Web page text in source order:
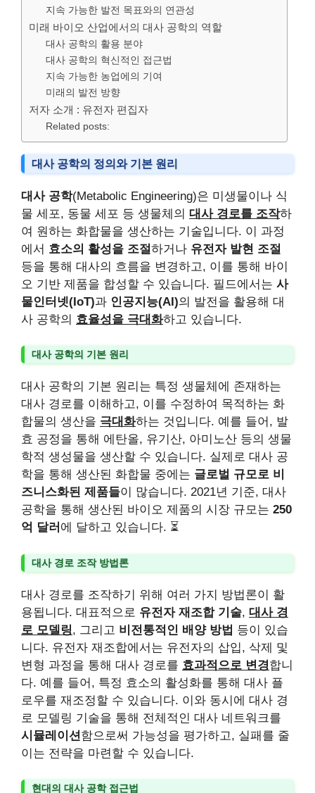
지속 가능한 발전 목표와의 연관성
미래 바이오 산업에서의 대사 공학의 역할
대사 공학의 활용 분야
대사 공학의 혁신적인 접근법
지속 가능한 농업에의 기여
미래의 발전 방향
저자 소개 : 유전자 편집자
Related posts:
대사 공학의 정의와 기본 원리
대사 공학(Metabolic Engineering)은 미생물이나 식
물 세포, 동물 세포 등 생물체의 대사 경로를 조작하
여 원하는 화합물을 생산하는 기술입니다. 이 과정
에서 효소의 활성을 조절 하거나 유전자 발현 조절
등을 통해 대사의 흐름을 변경하고, 이를 통해 바이
오 기반 제품을 합성할 수 있습니다. 필드에서는 사
물인터넷(IoT)과 인공지능(AI)의 발전을 활용해 대
사 공학의 효율성을 극대화하고 있습니다.
대사 공학의 기본 원리
대사 공학의 기본 원리는 특정 생물체에 존재하는
대사 경로를 이해하고, 이를 수정하여 목적하는 화
합물의 생산을 극대화하는 것입니다. 예를 들어, 발
효 공정을 통해 에탄올, 유기산, 아미노산 등의 생물
학적 생성물을 생산할 수 있습니다. 실제로 대사 공
학을 통해 생산된 화합물 중에는 글로벌 규모로 비
즈니스화된 제품들이 많습니다. 2021년 기준, 대사
공학을 통해 생산된 바이오 제품의 시장 규모는 250
억 달러 에 달하고 있습니다. ⏳
대사 경로 조작 방법론
대사 경로를 조작하기 위해 여러 가지 방법론이 활
용됩니다. 대표적으로 유전자 재조합 기술, 대사 경
로 모델링, 그리고 비전통적인 배양 방법 등이 있습
니다. 유전자 재조합에서는 유전자의 삽입, 삭제 및
변형 과정을 통해 대사 경로를 효과적으로 변경합니
다. 예를 들어, 특정 효소의 활성화를 통해 대사 플
로우를 재조정할 수 있습니다. 이와 동시에 대사 경
로 모델링 기술을 통해 전체적인 대사 네트워크를
시뮬레이션 함으로써 가능성을 평가하고, 실패를 줄
이는 전략을 마련할 수 있습니다.
현대의 대사 공학 접근법